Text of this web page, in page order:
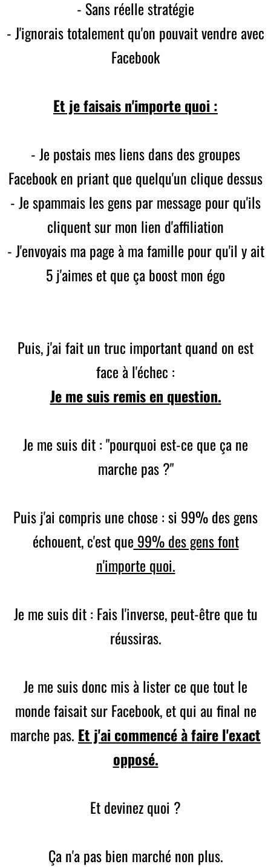
- Sans réelle stratégie
- J'ignorais totalement qu'on pouvait vendre avec
Facebook
Et je faisais n'importe quoi :
- Je postais mes liens dans des groupes
Facebook en priant que quelqu'un clique dessus
- Je spammais les gens par message pour qu'ils
cliquent sur mon lien d'affiliation
- J'envoyais ma page à ma famille pour qu'il y ait
5 j'aimes et que ça boost mon égo
Puis, j'ai fait un truc important quand on est
face à l'échec :
Je me suis remis en question.
Je me suis dit : "pourquoi est-ce que ça ne
marche pas ?"
Puis j'ai compris une chose : si 99% des gens
échouent, c'est que 99% des gens font
n'importe quoi.
Je me suis dit : Fais l'inverse, peut-être que tu
réussiras.
Je me suis donc mis à lister ce que tout le
monde faisait sur Facebook, et qui au final ne
marche pas. Et j'ai commencé à faire l'exact
opposé.
Et devinez quoi ?
Ça n'a pas bien marché non plus.